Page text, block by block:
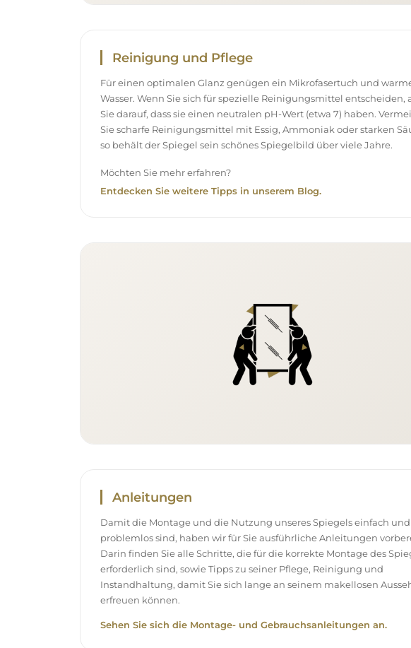
Reinigung und Pflege
Für einen optimalen Glanz genügen ein Mikrofasertuch und
Wasser. Wenn Sie sich für spezielle Reinigungsmittel entscheiden,
Sie darauf, dass sie einen neutralen pH-Wert (etwa 7) haben.
Sie scharfe Reinigungsmittel mit Essig, Ammoniak oder starken
so behält der Spiegel sein schönes Spiegelbild über viele Jahre.
Möchten Sie mehr erfahren?
Entdecken Sie weitere Tipps in unserem Blog.
Anleitungen
Damit die Montage und die Nutzung unseres Spiegels einfach und
problemlos sind, haben wir für Sie ausführliche Anleitungen
Darin finden Sie alle Schritte, die für die korrekte Montage des
erforderlich sind, sowie Tipps zu seiner Pflege, Reinigung und
Instandhaltung, damit Sie sich lange an seinem makellosen
erfreuen können.
Sehen Sie sich die Montage- und Gebrauchsanleitungen an.